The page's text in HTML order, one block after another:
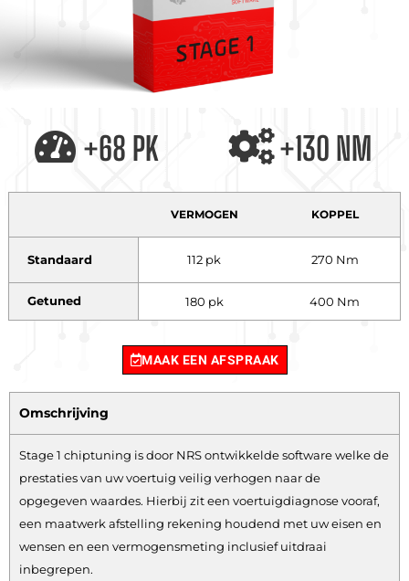
+68 PK +130 NM
VERMOGEN KOPPEL
Standaard 112 pk 270 Nm
Getuned 180 pk 400 Nm
MAAK EEN AFSPRAAK
Omschrijving
Stage 1 chiptuning is door NRS ontwikkelde software welke de
prestaties van uw voertuig veilig verhogen naar de
opgegeven waardes. Hierbij zit een voertuigdiagnose vooraf,
een maatwerk afstelling rekening houdend met uw eisen en
wensen en een vermogensmeting inclusief uitdraai
inbegrepen.